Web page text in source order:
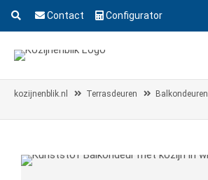
Contact Configurator
kozijnenblik.nl Terrasdeuren Balkondeuren